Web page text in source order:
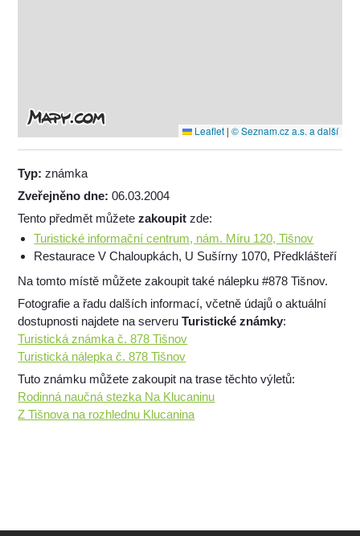
Leaflet | © Seznam.cz a.s. a další
Typ:známka
Zveřejněno dne:06.03.2004
Tento předmět můžetezakoupit zde:
Turistické informační centrum, nám. Míru 120, Tišnov
Restaurace V Chaloupkách, U Sušírny 1070, Předklášteří
Na tomto místě můžete zakoupit také nálepku #878 Tišnov.
Fotografie a řadu dalších informací, včetně údajů o aktuální
dostupnosti najdete na serveruTuristické známky:
Turistická známka č. 878 Tišnov
Turistická nálepka č. 878 Tišnov
Tuto známku můžete zakoupit na trase těchto výletů:
Rodinná naučná stezka Na Klucaninu
Z Tišnova na rozhlednu Klucanina